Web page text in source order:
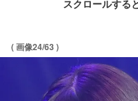
スクロールする
( 画像24/63 )